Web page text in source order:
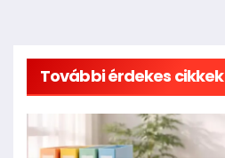
További érdekes cikkek